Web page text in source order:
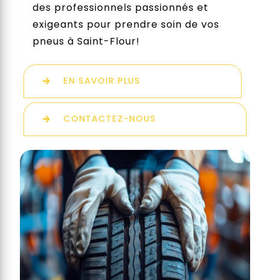
des professionnels passionnés et
exigeants pour prendre soin de vos
pneus à Saint-Flour!
EN SAVOIR PLUS
CONTACTEZ-NOUS